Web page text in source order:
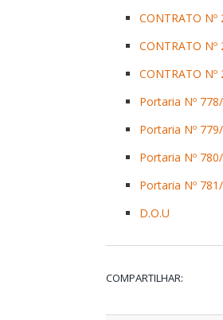
CONTRATO Nº
CONTRATO Nº
CONTRATO Nº
Portaria Nº
Portaria Nº
Portaria Nº
Portaria Nº
D.O.U
COMPARTILHAR: